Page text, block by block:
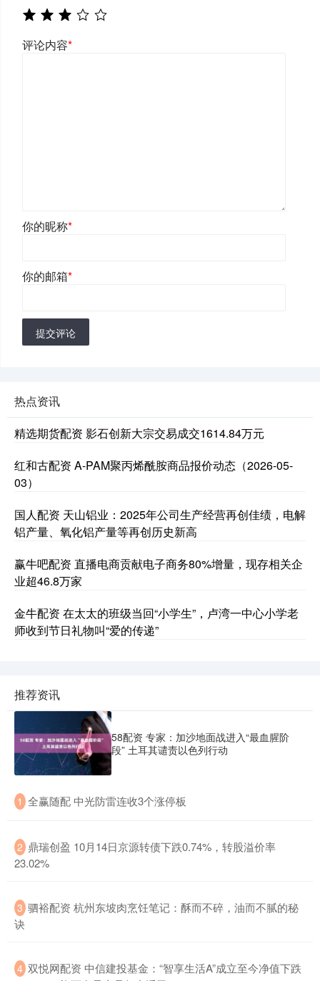
评论内容*
你的昵称*
你的邮箱*
提交评论
热点资讯
精选期货配资 影石创新大宗交易成交1614.84万元
红和古配资 A-PAM聚丙烯酰胺商品报价动态（2026-05-
03）
国人配资 天山铝业：2025年公司生产经营再创佳绩，电解
铝产量、氧化铝产量等再创历史新高
赢牛吧配资 直播电商贡献电子商务80%增量，现存相关企
业超46.8万家
金牛配资 在太太的班级当回“小学生”，卢湾一中心小学老
师收到节日礼物叫“爱的传递”
推荐资讯
58配资 专家：加沙地面战进入“最血腥阶
段” 土耳其谴责以色列行动
1 ​全赢随配 中光防雷连收3个涨停板
2 ​鼎瑞创盈 10月14日京源转债下跌0.74%，转股溢价率
23.02%
3 ​驷裕配资 杭州东坡肉烹饪笔记：酥而不碎，油而不腻的秘
诀
4 ​双悦网配资 中信建投基金：“智享生活A”成立至今净值下跌